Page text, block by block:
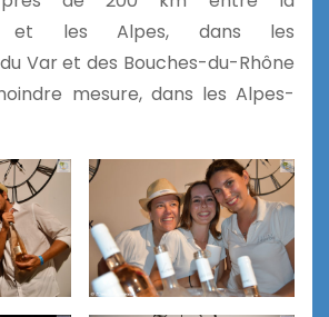
et les Alpes, dans les
Var et des Bouches-du-Rhône
mesure, dans les Alpes-